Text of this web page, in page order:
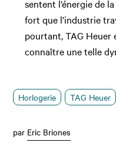
sentent l’énergie de
fort que l’industrie
pourtant, TAG Heuer
connaître une telle
Horlogerie TAG Heuer
par Eric Briones